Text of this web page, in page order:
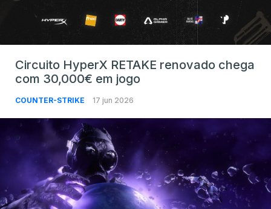
Circuito HyperX RETAKE renovado chega
com 30,000€ em jogo
COUNTER-STRIKE 17 jun 2026